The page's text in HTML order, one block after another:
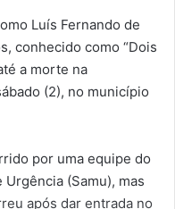
Luís Fernando de
conhecido como “Dois
a morte na
(2), no município
por uma equipe do
(Samu), mas
após dar entrada no